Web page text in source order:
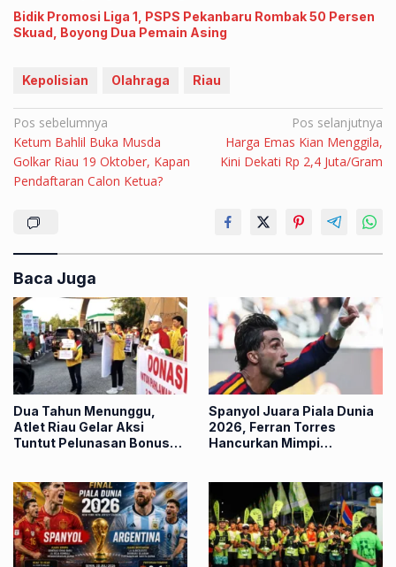
Bidik Promosi Liga 1, PSPS Pekanbaru Rombak 50 Persen
Skuad, Boyong Dua Pemain Asing
Kepolisian Olahraga Riau
Navigasi
pos
Pos sebelumnya
Ketum Bahlil Buka Musda
Golkar Riau 19 Oktober, Kapan
Pendaftaran Calon Ketua?
Pos selanjutnya
Harga Emas Kian Menggila,
Kini Dekati Rp 2,4 Juta/Gram
Baca Juga
Dua Tahun Menunggu,
Atlet Riau Gelar Aksi
Tuntut Pelunasan Bonus
Spanyol Juara Piala Dunia
2026, Ferran Torres
Hancurkan Mimpi